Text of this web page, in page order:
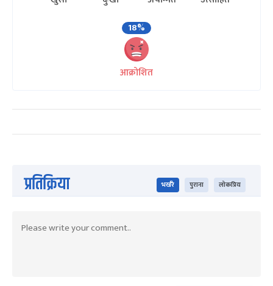
18%
आक्रोशित
प्रतिक्रिया भर्खरै पुराना लोकप्रिय